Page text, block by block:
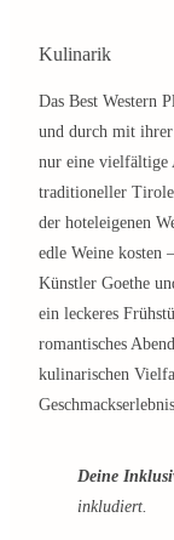
Kulinarik
Das Best Western
und durch mit ihrer
nur eine vielfältige
traditioneller
der hoteleigenen
edle Weine kosten
Künstler Goethe
ein leckeres
romantisches
kulinarischen
Deine
inkludiert.